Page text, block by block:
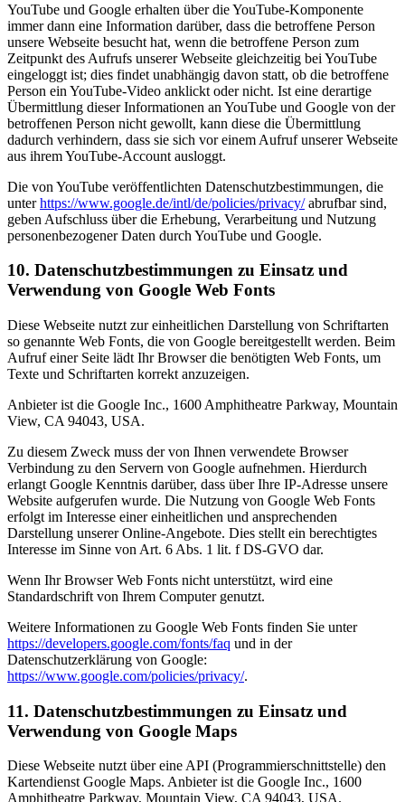
YouTube und Google erhalten über die YouTube-Komponente
immer dann eine Information darüber, dass die betroffene Person
unsere Webseite besucht hat, wenn die betroffene Person zum
Zeitpunkt des Aufrufs unserer Webseite gleichzeitig bei YouTube
eingeloggt ist; dies findet unabhängig davon statt, ob die betroffene
Person ein YouTube-Video anklickt oder nicht. Ist eine derartige
Übermittlung dieser Informationen an YouTube und Google von der
betroffenen Person nicht gewollt, kann diese die Übermittlung
dadurch verhindern, dass sie sich vor einem Aufruf unserer Webseite
aus ihrem YouTube-Account ausloggt.
Die von YouTube veröffentlichten Datenschutzbestimmungen, die
unterhttps://www.google.de/intl/de/policies/privacy/abrufbar sind,
geben Aufschluss über die Erhebung, Verarbeitung und Nutzung
personenbezogener Daten durch YouTube und Google.
10. Datenschutzbestimmungen zu Einsatz und
Verwendung von Google Web Fonts
Diese Webseite nutzt zur einheitlichen Darstellung von Schriftarten
so genannte Web Fonts, die von Google bereitgestellt werden. Beim
Aufruf einer Seite lädt Ihr Browser die benötigten Web Fonts, um
Texte und Schriftarten korrekt anzuzeigen.
Anbieter ist die Google Inc., 1600 Amphitheatre Parkway, Mountain
View, CA 94043, USA.
Zu diesem Zweck muss der von Ihnen verwendete Browser
Verbindung zu den Servern von Google aufnehmen. Hierdurch
erlangt Google Kenntnis darüber, dass über Ihre IP-Adresse unsere
Website aufgerufen wurde. Die Nutzung von Google Web Fonts
erfolgt im Interesse einer einheitlichen und ansprechenden
Darstellung unserer Online-Angebote. Dies stellt ein berechtigtes
Interesse im Sinne von Art. 6 Abs. 1 lit. f DS-GVO dar.
Wenn Ihr Browser Web Fonts nicht unterstützt, wird eine
Standardschrift von Ihrem Computer genutzt.
Weitere Informationen zu Google Web Fonts finden Sie unter
https://developers.google.com/fonts/faq und in der
Datenschutzerklärung von Google:
https://www.google.com/policies/privacy/.
11. Datenschutzbestimmungen zu Einsatz und
Verwendung von Google Maps
Diese Webseite nutzt über eine API (Programmierschnittstelle) den
Kartendienst Google Maps. Anbieter ist die Google Inc., 1600
Amphitheatre Parkway, Mountain View, CA 94043, USA.